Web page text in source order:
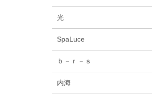
光
SpaLuce
ｂ－ｒ－ｓ
内海